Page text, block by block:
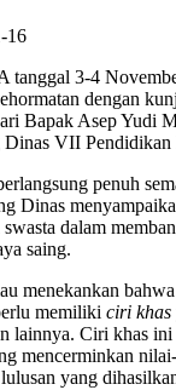
16
tanggal 3-4
dengan
Bapak Asep Yudi
Dinas VII Pendidikan
penuh
Dinas
dalam
saing.
menekankan
memiliki ciri khas
lainnya. Ciri khas ini
mencerminkan
yang